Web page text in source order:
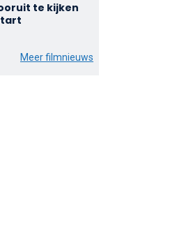
te kijken
Meer filmnieuws